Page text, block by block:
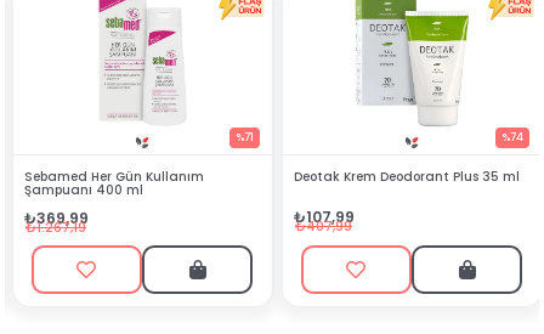
Deotak Krem Deodorant Plus 35 ml Eyüp Sabri Tuncer Lavanta